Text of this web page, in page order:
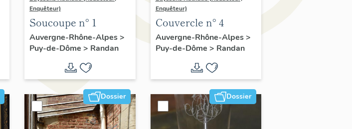
Enquêteur)
Soucoupe n° 1
Auvergne-Rhône-Alpes>
Puy-de-Dôme > Randan
Enquêteur)
Couvercle n° 4
Auvergne-Rhône-Alpes>
Puy-de-Dôme > Randan
Dossier Dossier